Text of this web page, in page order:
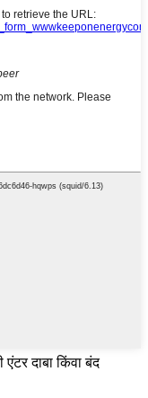
एंटर दाबा किंवा बंद